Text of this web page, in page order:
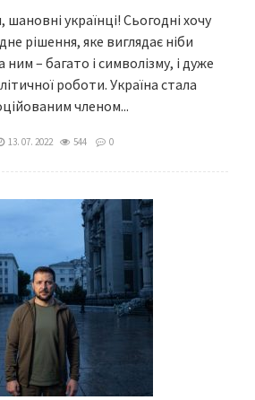
українці! Сьогодні хочу
рішення, яке виглядає ніби
ним – багато і символізму, і дуже
роботи. Україна стала
членом...
13. 07. 2022 544 0